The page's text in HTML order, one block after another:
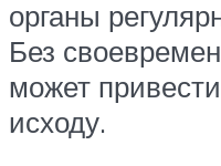
органы
Без
может
исходу.